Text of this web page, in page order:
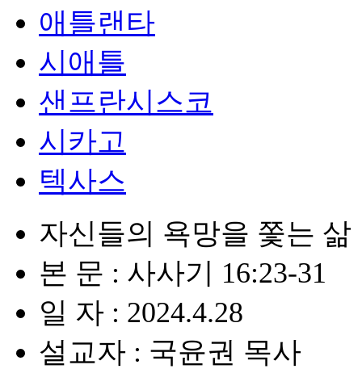
애틀랜타
시애틀
샌프란시스코
시카고
텍사스
자신들의 욕망을 쫓는 삶
본 문 : 사사기 16:23-31
일 자 : 2024.4.28
설교자 : 국윤권 목사